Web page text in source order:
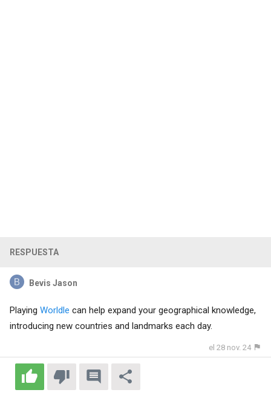
RESPUESTA
Bevis Jason
Playing Worldle can help expand your geographical knowledge,
introducing new countries and landmarks each day.
el 28 nov. 24